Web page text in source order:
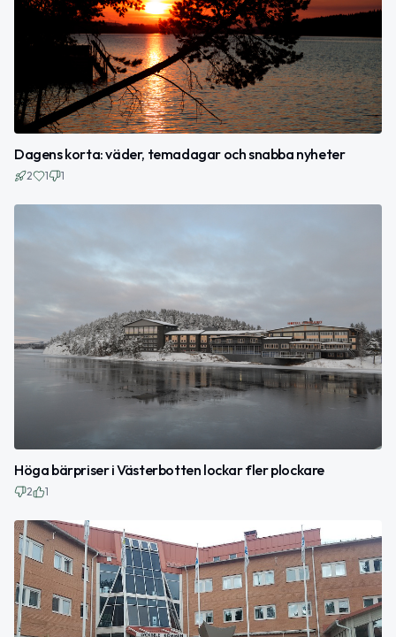
Dagens korta: väder, temadagar och snabba nyheter
2 1 1
Höga bärpriser i Västerbotten lockar fler plockare
2 1